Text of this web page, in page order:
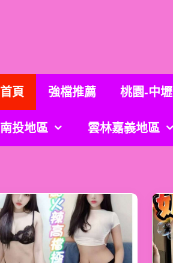
首頁 強檔推薦 桃園-中壢
南投地區 雲林嘉義地區